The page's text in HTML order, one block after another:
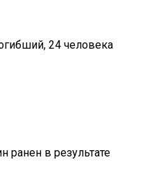
24 человека
ранен в результате